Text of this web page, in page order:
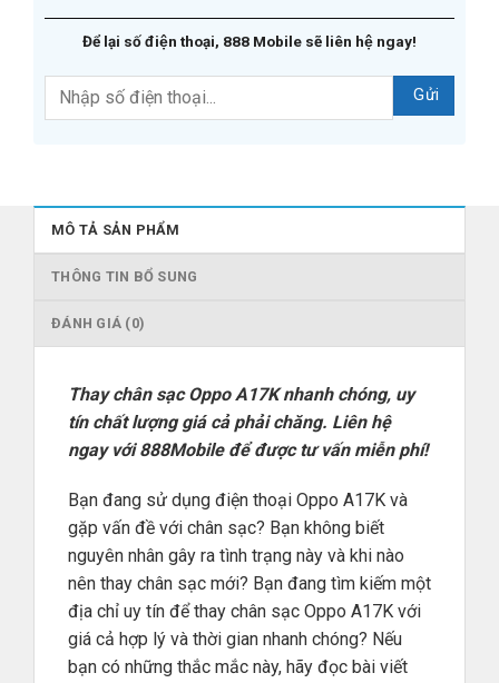
Để lại số điện thoại, 888 Mobile sẽ liên hệ ngay!
MÔ TẢ SẢN PHẨM
THÔNG TIN BỔ SUNG
ĐÁNH GIÁ (0)
Thay chân sạc Oppo A17K nhanh chóng, uy
tín chất lượng giá cả phải chăng. Liên hệ
ngay với 888Mobile để được tư vấn miễn phí!
Bạn đang sử dụng điện thoại Oppo A17K và
gặp vấn đề với chân sạc? Bạn không biết
nguyên nhân gây ra tình trạng này và khi nào
nên thay chân sạc mới? Bạn đang tìm kiếm một
địa chỉ uy tín để thay chân sạc Oppo A17K với
giá cả hợp lý và thời gian nhanh chóng? Nếu
bạn có những thắc mắc này, hãy đọc bài viết